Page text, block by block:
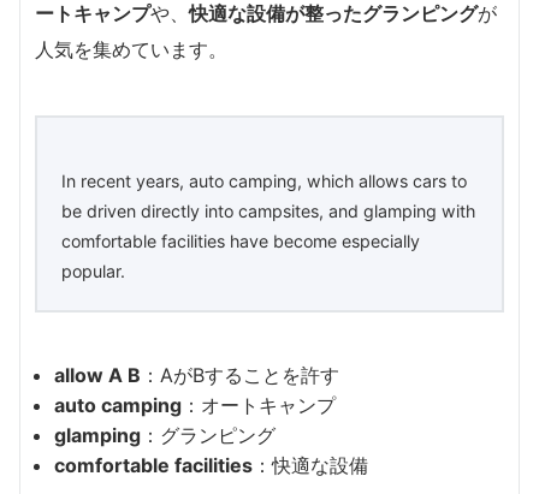
ートキャンプや、快適な設備が整ったグランピングが
人気を集めています。
In recent years, auto camping, which allows cars to
be driven directly into campsites, and glamping with
comfortable facilities have become especially
popular.
allow A B ：AがBすることを許す
auto camping ：オートキャンプ
glamping ：グランピング
comfortable facilities ：快適な設備